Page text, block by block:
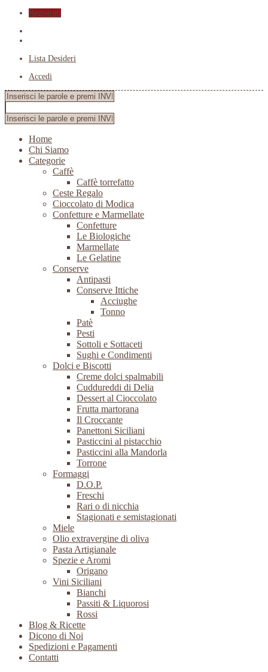
Registrati
Lista Desideri
Accedi
Home
Chi Siamo
Categorie
Caffè
Caffè torrefatto
Ceste Regalo
Cioccolato di Modica
Confetture e Marmellate
Confetture
Le Biologiche
Marmellate
Le Gelatine
Conserve
Antipasti
Conserve Ittiche
Acciughe
Tonno
Patè
Pesti
Sottoli e Sottaceti
Sughi e Condimenti
Dolci e Biscotti
Creme dolci spalmabili
Cuddureddi di Delia
Dessert al Cioccolato
Frutta martorana
Il Croccante
Panettoni Siciliani
Pasticcini al pistacchio
Pasticcini alla Mandorla
Torrone
Formaggi
D.O.P.
Freschi
Rari o di nicchia
Stagionati e semistagionati
Miele
Olio extravergine di oliva
Pasta Artigianale
Spezie e Aromi
Origano
Vini Siciliani
Bianchi
Passiti & Liquorosi
Rossi
Blog & Ricette
Dicono di Noi
Spedizioni e Pagamenti
Contatti